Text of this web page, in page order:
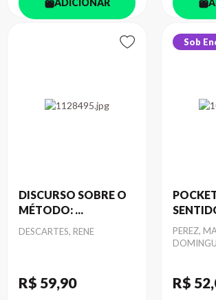
ADICIONAR
DISCURSO SOBRE O
MÉTODO: ...
Autor
DESCARTES, RENE
R$ 59,90
Sob
Autor
PEREZ,
R$ 52